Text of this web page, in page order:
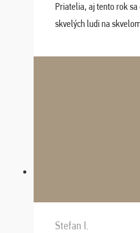
Priatelia, aj tento rok
skvelých ludi na
sa na budúci rok.
Stefan I.